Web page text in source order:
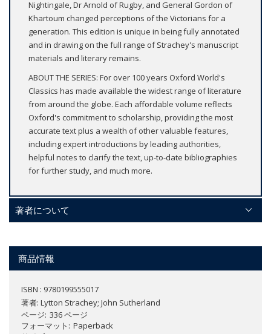
Nightingale, Dr Arnold of Rugby, and General Gordon of
Khartoum changed perceptions of the Victorians for a
generation. This edition is unique in being fully annotated
and in drawing on the full range of Strachey's manuscript
materials and literary remains.
ABOUT THE SERIES: For over 100 years Oxford World's
Classics has made available the widest range of literature
from around the globe. Each affordable volume reflects
Oxford's commitment to scholarship, providing the most
accurate text plus a wealth of other valuable features,
including expert introductions by leading authorities,
helpful notes to clarify the text, up-to-date bibliographies
for further study, and much more.
著者について
商品情報
ISBN : 9780199555017
著者: Lytton Strachey; John Sutherland
ページ 336 ページ
フォーマット
Paperback